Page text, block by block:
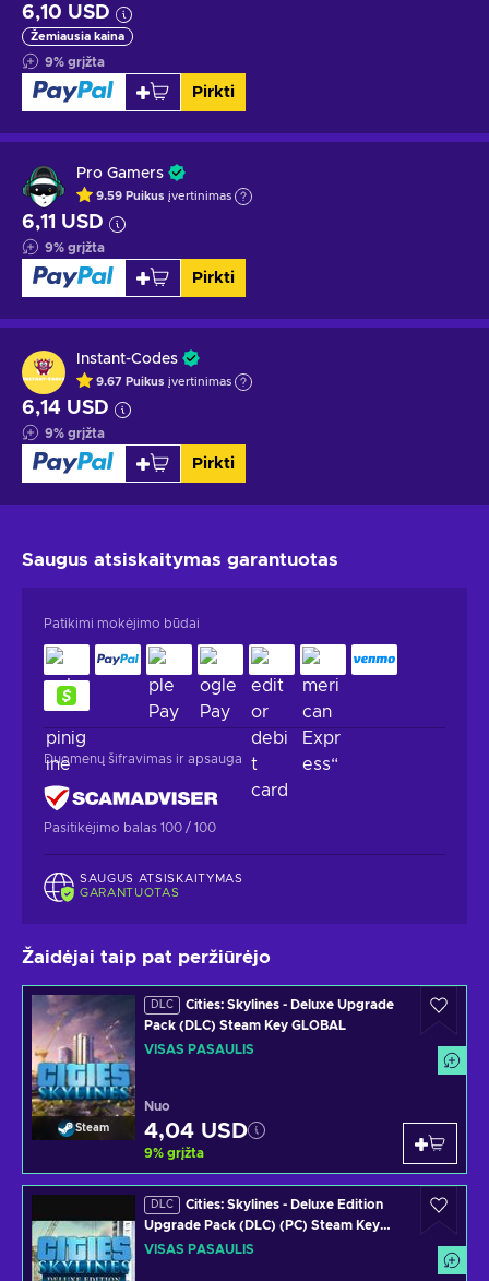
6,10 USD
Žemiausia kaina
9% grįžta
Pirkti
Pro Gamers
9.59 Puikus įvertinimas
6,11 USD
9% grįžta
Pirkti
Instant-Codes
9.67 Puikus įvertinimas
6,14 USD
9% grįžta
Pirkti
Saugus atsiskaitymas garantuotas
Patikimi mokėjimo būdai
Duomenų šifravimas ir apsauga
Pasitikėjimo balas 100 / 100
SAUGUS ATSISKAITYMAS
GARANTUOTAS
Žaidėjai taip pat peržiūrėjo
Steam
DLC
Cities: Skylines - Deluxe Upgrade
Pack (DLC) Steam Key GLOBAL
VISAS PASAULIS
Nuo
4,04 USD
9% grįžta
DLC
Cities: Skylines - Deluxe Edition
Upgrade Pack (DLC) (PC) Steam Key
GLOBAL
VISAS PASAULIS